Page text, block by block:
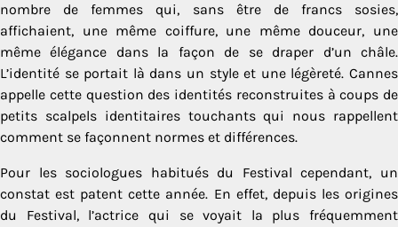
nombre de femmes qui, sans être de francs sosies,
affichaient, une même coiffure, une même douceur, une
même élégance dans la façon de se draper d’un châle.
L’identité se portait là dans un style et une légèreté. Cannes
appelle cette question des identités reconstruites à coups de
petits scalpels identitaires touchants qui nous rappellent
comment se façonnent normes et différences.
Pour les sociologues habitués du Festival cependant, un
constat est patent cette année. En effet, depuis les origines
du Festival, l’actrice qui se voyait la plus fréquemment